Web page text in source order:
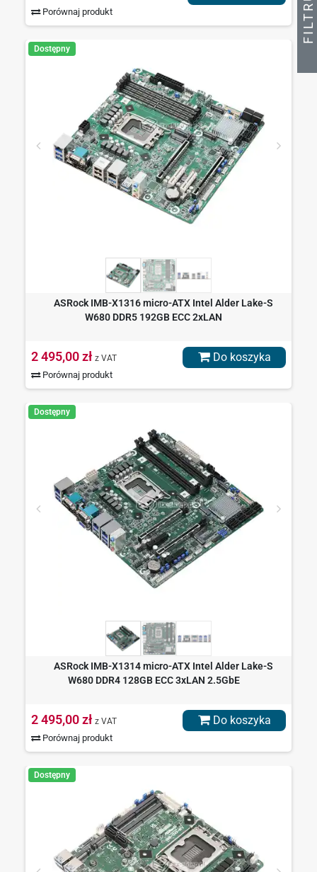
Porównaj produkt
Dostępny
ASRock IMB-X1316 micro-ATX Intel Alder Lake-S
W680 DDR5 192GB ECC 2xLAN
2 495,00 zł z VAT
Porównaj produkt
Do koszyka
Dostępny
ASRock IMB-X1314 micro-ATX Intel Alder Lake-S
W680 DDR4 128GB ECC 3xLAN 2.5GbE
2 495,00 zł z VAT
Porównaj produkt
Do koszyka
Dostępny